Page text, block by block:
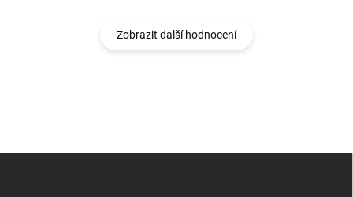
Zobrazit další hodnocení